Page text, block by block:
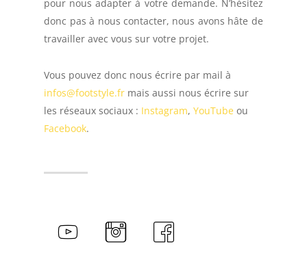
pour nous adapter à votre demande. N’hésitez
donc pas à nous contacter, nous avons hâte de
travailler avec vous sur votre projet.
Vous pouvez donc nous écrire par mail à
infos@footstyle.fr mais aussi nous écrire sur
les réseaux sociaux : Instagram,YouTube ou
Facebook.